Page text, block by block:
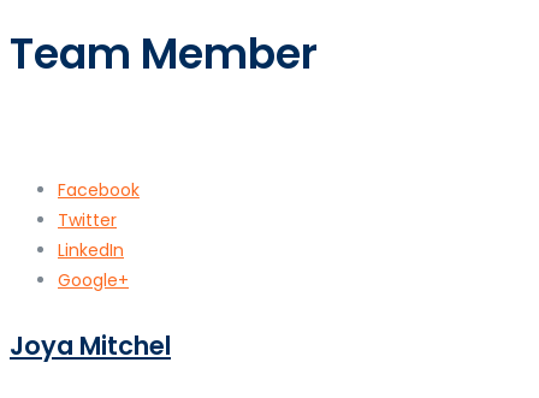
Team Member
Facebook
Twitter
LinkedIn
Google+
Joya Mitchel